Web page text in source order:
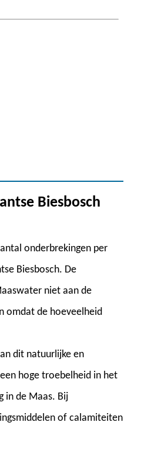
Biesbosch
onderbrekingen per
Biesbosch. De
niet aan de
omdat de hoeveelheid
dit natuurlijke en
hoge troebelheid in het
in de Maas. Bij
of calamiteiten